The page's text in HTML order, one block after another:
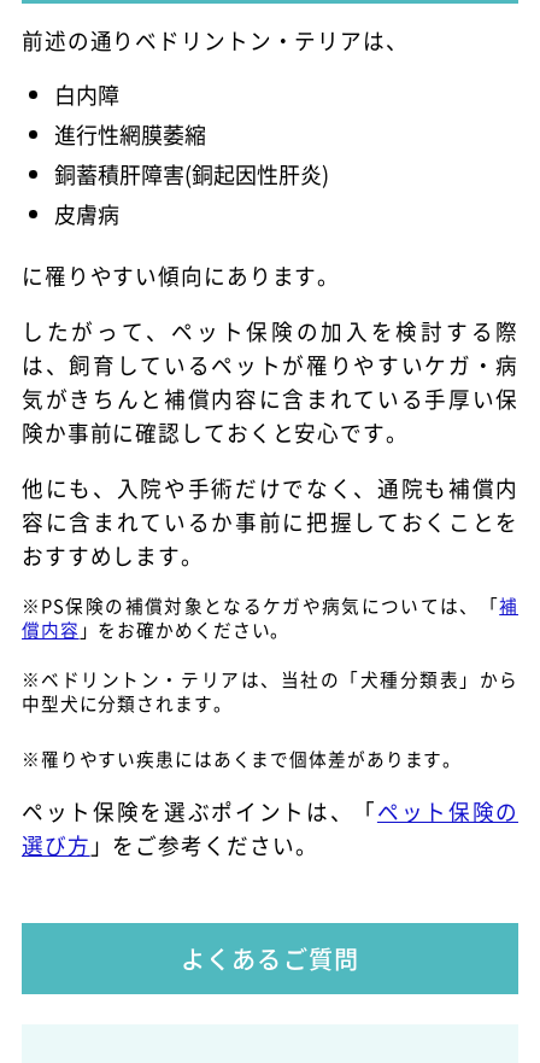
前述の通りベドリントン・テリアは、
白内障
進行性網膜萎縮
銅蓄積肝障害(銅起因性肝炎)
皮膚病
に罹りやすい傾向にあります。
したがって、ペット保険の加入を検討する際
は、飼育しているペットが罹りやすいケガ・病
気がきちんと補償内容に含まれている手厚い保
険か事前に確認しておくと安心です。
他にも、入院や手術だけでなく、通院も補償内
容に含まれているか事前に把握しておくことを
おすすめします。
※PS保険の補償対象となるケガや病気については、「補
償内容 」をお確かめください。
※ベドリントン・テリアは、当社の「犬種分類表」から
中型犬に分類されます。
※罹りやすい疾患にはあくまで個体差があります。
ペット保険を選ぶポイントは、「ペット保険の
選び方 」をご参考ください。
よくあるご質問